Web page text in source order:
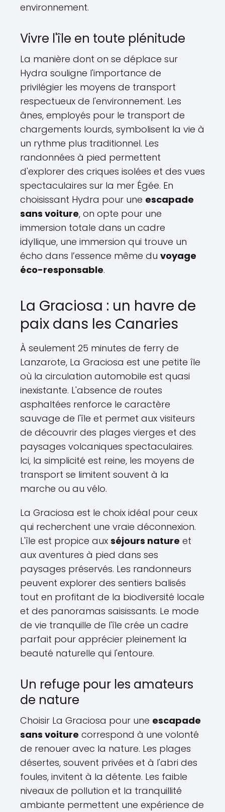
environnement.
Vivre l'île en toute plénitude
La manière dont on se déplace sur
Hydra souligne l'importance de
privilégier les moyens de transport
respectueux de l'environnement. Les
ânes, employés pour le transport de
chargements lourds, symbolisent la vie à
un rythme plus traditionnel. Les
randonnées à pied permettent
d'explorer des criques isolées et des vues
spectaculaires sur la mer Égée. En
choisissant Hydra pour une escapade
sans voiture, on opte pour une
immersion totale dans un cadre
idyllique, une immersion qui trouve un
écho dans l’essence même du voyage
éco-responsable.
La Graciosa : un havre de
paix dans les Canaries
À seulement 25 minutes de ferry de
Lanzarote, La Graciosa est une petite île
où la circulation automobile est quasi
inexistante. L'absence de routes
asphaltées renforce le caractère
sauvage de l'île et permet aux visiteurs
de découvrir des plages vierges et des
paysages volcaniques spectaculaires.
Ici, la simplicité est reine, les moyens de
transport se limitent souvent à la
marche ou au vélo.
La Graciosa est le choix idéal pour ceux
qui recherchent une vraie déconnexion.
L'île est propice aux séjours nature et
aux aventures à pied dans ses
paysages préservés. Les randonneurs
peuvent explorer des sentiers balisés
tout en profitant de la biodiversité locale
et des panoramas saisissants. Le mode
de vie tranquille de l'île crée un cadre
parfait pour apprécier pleinement la
beauté naturelle qui l'entoure.
Un refuge pour les amateurs
de nature
Choisir La Graciosa pour une escapade
sans voiture correspond à une volonté
de renouer avec la nature. Les plages
désertes, souvent privées et à l'abri des
foules, invitent à la détente. Les faible
niveaux de pollution et la tranquillité
ambiante permettent une expérience de